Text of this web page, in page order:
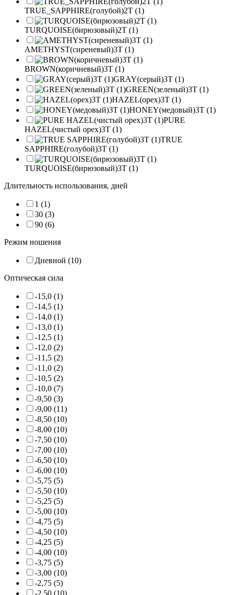
TRUE_SAPPHIRE(голубой)2T (1)
TURQUOISE(бирюзовый)2T (1)
AMETHYST(сиреневый)3T (1)
BROWN(коричневый)3T (1)
GRAY(серый)3T (1)
GREEN(зеленый)3T (1)
HAZEL(орех)3T (1)
HONEY(медовый)3T (1)
PURE
HAZEL(чистый орех)3T (1)
TRUE
SAPPHIRE(голубой)3T (1)
TURQUOISE(бирюзовый)3T (1)
Длительность использования, дней
1 (1)
30 (3)
90 (6)
Режим ношения
Дневной (10)
Оптическая сила
-15,0 (1)
-14,5 (1)
-14,0 (1)
-13,0 (1)
-12,5 (1)
-12,0 (2)
-11,5 (2)
-11,0 (2)
-10,5 (2)
-10,0 (7)
-9,50 (3)
-9,00 (11)
-8,50 (10)
-8,00 (10)
-7,50 (10)
-7,00 (10)
-6,50 (10)
-6,00 (10)
-5,75 (5)
-5,50 (10)
-5,25 (5)
-5,00 (10)
-4,75 (5)
-4,50 (10)
-4,25 (5)
-4,00 (10)
-3,75 (5)
-3,00 (10)
-2,75 (5)